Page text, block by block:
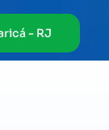
- RJ